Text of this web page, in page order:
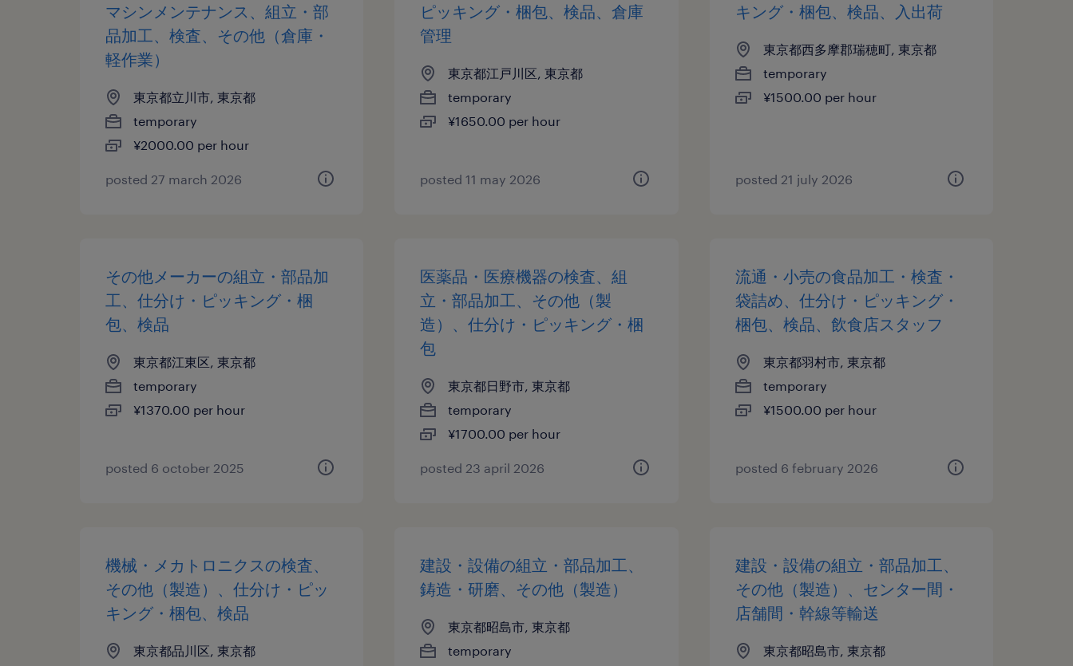
マシンメンテナンス、組立・部
品加工、検査、その他（倉庫・
軽作業）
東京都立川市, 東京都
temporary
¥2000.00 per hour
posted 27 march 2026
ピッキング・梱包、検品、倉庫
管理
東京都江戸川区, 東京都
temporary
¥1650.00 per hour
posted 11 may 2026
キング・梱包、検品、入出荷
東京都西多摩郡瑞穂町, 東京都
temporary
¥1500.00 per hour
posted 21 july 2026
その他メーカーの組立・部品加
工、仕分け・ピッキング・梱
包、検品
東京都江東区, 東京都
temporary
¥1370.00 per hour
posted 6 october 2025
医薬品・医療機器の検査、組
立・部品加工、その他（製
造）、仕分け・ピッキング・梱
包
東京都日野市, 東京都
temporary
¥1700.00 per hour
posted 23 april 2026
流通・小売の食品加工・検査・
袋詰め、仕分け・ピッキング・
梱包、検品、飲食店スタッフ
東京都羽村市, 東京都
temporary
¥1500.00 per hour
posted 6 february 2026
機械・メカトロニクスの検査、
その他（製造）、仕分け・ピッ
キング・梱包、検品
東京都品川区, 東京都
建設・設備の組立・部品加工、
鋳造・研磨、その他（製造）
東京都昭島市, 東京都
temporary
建設・設備の組立・部品加工、
その他（製造）、センター間・
店舗間・幹線等輸送
東京都昭島市, 東京都